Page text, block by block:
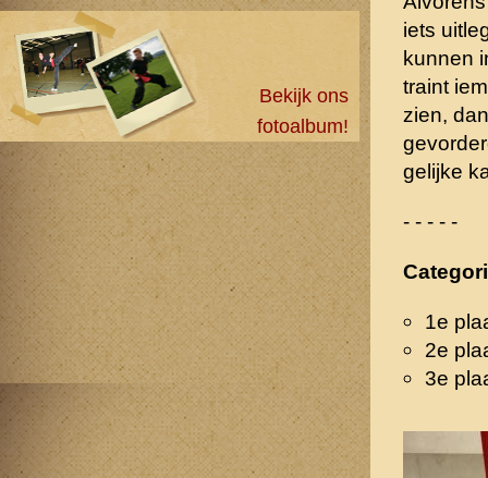
Bekijk ons
fotoalbum!
iets
kunnen
traint
zien,
gelijke
- - - - -
1e
2e
3e